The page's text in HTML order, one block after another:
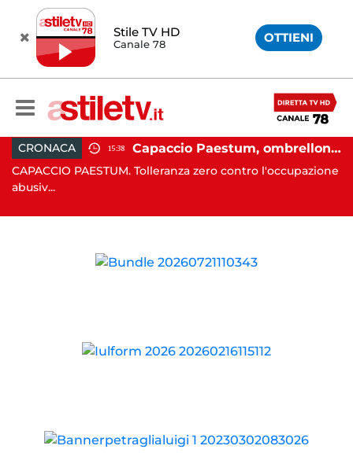
Stile TV HD
Canale 78 OTTIENI
CRONACA 15:38 Capaccio Paestum, ombrellone selvaggio: blitz della Municipale, sgomberate tutte le spiagge libere
CAPACCIO PAESTUM. Tolleranza zero contro l'occupazione
abusiv...